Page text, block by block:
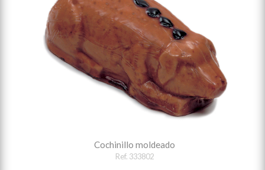
Cochinillo moldeado
Ref. 333802